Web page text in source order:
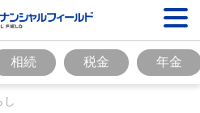
相続 税金 年金